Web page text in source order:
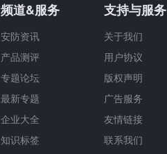
频道&服务
安防资讯
产品测评
专题论坛
最新专题
企业大全
知识标签
支持与服务
关于我们
用户协议
版权声明
广告服务
友情链接
联系我们